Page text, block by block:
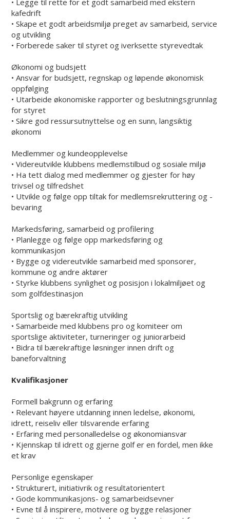
• Legge til rette for et godt samarbeid med ekstern
kafedrift
• Skape et godt arbeidsmiljø preget av samarbeid, service
og utvikling
• Forberede saker til styret og iverksette styrevedtak
Økonomi og budsjett
• Ansvar for budsjett, regnskap og løpende økonomisk
oppfølging
• Utarbeide økonomiske rapporter og beslutningsgrunnlag
for styret
• Sikre god ressursutnyttelse og en sunn, langsiktig
økonomi
Medlemmer og kundeopplevelse
• Videreutvikle klubbens medlemstilbud og sosiale miljø
• Ha tett dialog med medlemmer og gjester for høy
trivsel og tilfredshet
• Utvikle og følge opp tiltak for medlemsrekruttering og -
bevaring
Markedsføring, samarbeid og profilering
• Planlegge og følge opp markedsføring og
kommunikasjon
• Bygge og videreutvikle samarbeid med sponsorer,
kommune og andre aktører
• Styrke klubbens synlighet og posisjon i lokalmiljøet og
som golfdestinasjon
Sportslig og bærekraftig utvikling
• Samarbeide med klubbens pro og komiteer om
sportslige aktiviteter, turneringer og juniorarbeid
• Bidra til bærekraftige løsninger innen drift og
baneforvaltning
Kvalifikasjoner
Formell bakgrunn og erfaring
• Relevant høyere utdanning innen ledelse, økonomi,
idrett, reiseliv eller tilsvarende erfaring
• Erfaring med personalledelse og økonomiansvar
• Kjennskap til idrett og gjerne golf er en fordel, men ikke
et krav
Personlige egenskaper
• Strukturert, initiativrik og resultatorientert
• Gode kommunikasjons- og samarbeidsevner
• Evne til å inspirere, motivere og bygge relasjoner